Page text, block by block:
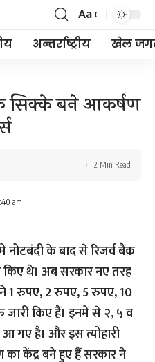
Font
Resizer
Aa
अन्तर्राष्ट्रीय खेल
सिक्के बने आकर्षण
am
2 Min Read
नोटबंदी के बाद से रिजर्व बैंक
थे। अब सरकार नए तरह
1 रुपए, 2 रुपए, 5 रुपए, 10
किए हैं। इनमें से २, ५ व
गए है। और इस त्योहारी
केंद्र बने हुए हैं सरकार ने